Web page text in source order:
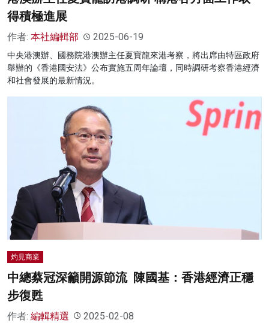
得積極進展
作者: 本社編輯部 2025-06-19
中央港澳辦、國務院港澳辦主任夏寶龍來港考察，將出席由特區政府
舉辦的《香港國安法》公布實施五周年論壇，同時調研考察香港經濟
和社會發展的最新情況。
灼見商業
中總蔡冠深籲開源節流 陳國基：香港經濟正穩
步復甦
作者: 編輯精選 2025-02-08